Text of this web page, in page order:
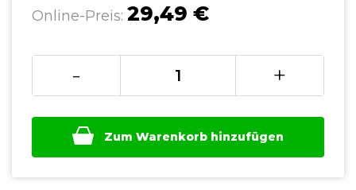
Online-Preis: 29,49 €
- +
Zum Warenkorb hinzufügen